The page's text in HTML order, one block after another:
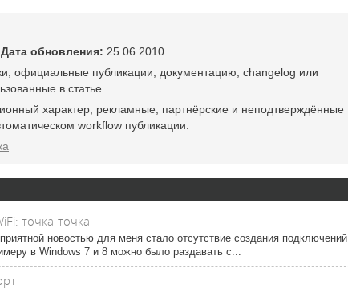
Дата обновления: 25.06.2010.
официальные публикации, документацию, changelog или
в статье.
характер; рекламные, партнёрские и неподтверждённые
workflow публикации.
точка-точка
новостью для меня стало отсутствие создания подключений
в Windows 7 и 8 можно было раздавать с...